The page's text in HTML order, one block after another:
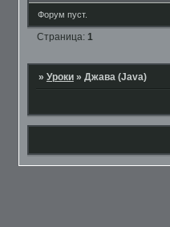
Форум пуст.
Страница: 1
» Уроки » Джава (Java)